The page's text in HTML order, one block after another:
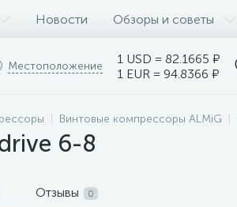
Новости Обзоры и советы
Местоположение
1 USD = 82.1665 ₽
1 EUR = 94.8366 ₽
Винтовые компрессоры ALMiG
6-8
Отзывы 0